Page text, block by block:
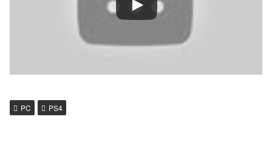
PC PS4